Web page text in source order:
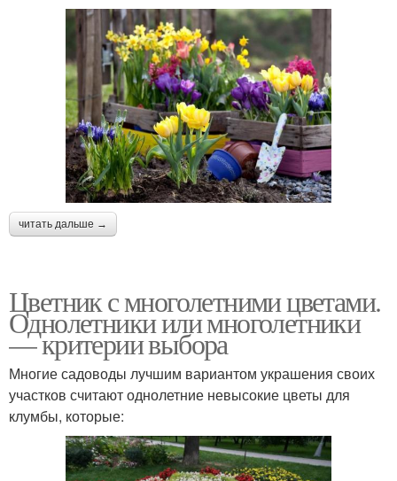
читать дальше →
Цветник с многолетними цветами.
Однолетники или многолетники
— критерии выбора
Многие садоводы лучшим вариантом украшения своих
участков считают однолетние невысокие цветы для
клумбы, которые: